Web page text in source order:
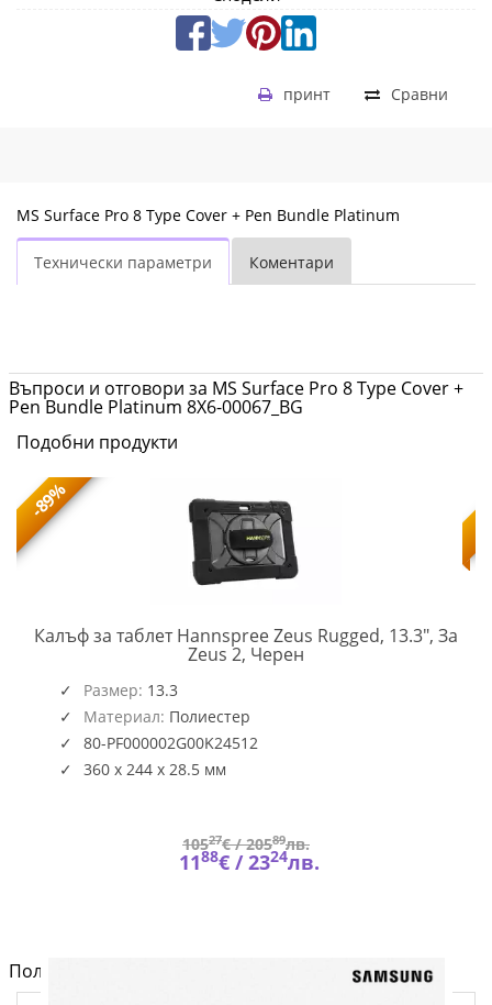
Сравни
принт
MS Surface Pro 8 Type Cover + Pen Bundle Platinum
Технически параметри Коментари
Въпроси и отговори за MS Surface Pro 8 Type Cover +
Pen Bundle Platinum 8X6-00067_BG
Подобни продукти
-89%
Калъф за таблет Hannspree Zeus Rugged, 13.3", За
Zeus 2, Черен HSG-
Размер: 13.3
Материал: Полиестер
80-PF000002G00K24512
360 x 244 x 28.5 мм
10527€ /20589лв.
1188€ /2324лв.
Полезно от блога за компютри и лаптопи на Fly.bg